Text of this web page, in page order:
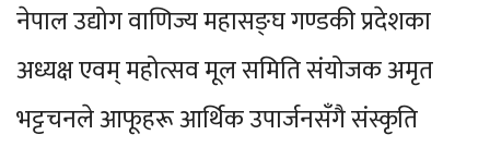
नेपाल उद्योग वाणिज्य महासङ्घ गण्डकी प्रदेशका
अध्यक्ष एवम् महोत्सव मूल समिति संयोजक अमृत
भट्टचनले आफूहरू आर्थिक उपार्जनसँगै संस्कृति